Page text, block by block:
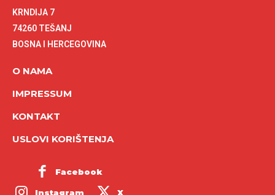
KRNDIJA 7
74260 TEŠANJ
BOSNA I HERCEGOVINA
O NAMA
IMPRESSUM
KONTAKT
USLOVI KORIŠTENJA
Facebook
Instagram X